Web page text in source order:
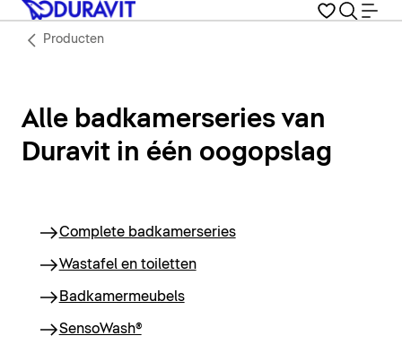
Producten
Alle badkamerseries van
Duravit in één oogopslag
Complete badkamerseries
Wastafel en toiletten
Badkamermeubels
SensoWash®